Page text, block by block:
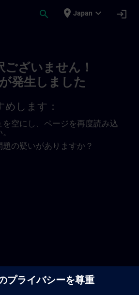
search place Japan expand_more login
ございません！
発生しました
めします：
を空にし、ページを再度読み込
題の疑いがありますか？